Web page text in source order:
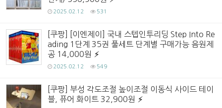
2025.02.12 531
[쿠팡] [이엔제이] 국내 스텝인투리딩 Step Into Re
ading 1단계 35권 풀세트 단계별 구매가능 음원제
공 14,000원
2025.02.12 549
[쿠팡] 부성 각도조절 높이조절 이동식 사이드 테이
블, 퓨어 화이트 32,900원